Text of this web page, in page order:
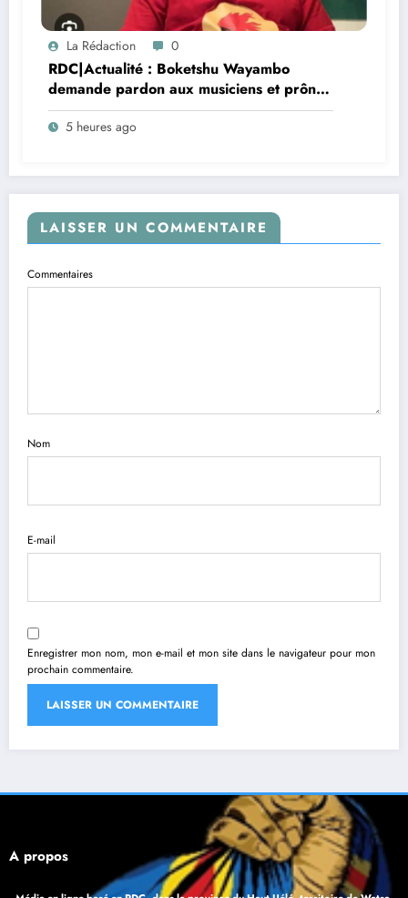
La Rédaction 0
RDC|Actualité : Boketshu Wayambo
demande pardon aux musiciens et prône
la réconciliation
5 heures ago
LAISSER UN COMMENTAIRE
Commentaires
Nom
E-mail
Enregistrer mon nom, mon e-mail et mon site dans le navigateur pour mon
prochain commentaire.
À propos